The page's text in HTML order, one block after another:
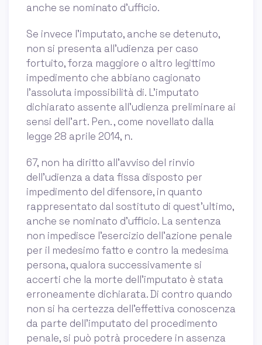
anche se nominato d’ufficio.
Se invece l'imputato, anche se detenuto,
non si presenta all'udienza per caso
fortuito, forza maggiore o altro legittimo
impedimento che abbiano cagionato
l'assoluta impossibilità di. L'imputato
dichiarato assente all'udienza preliminare ai
sensi dell'art. Pen. , come novellato dalla
legge 28 aprile 2014, n.
67, non ha diritto all'avviso del rinvio
dell'udienza a data fissa disposto per
impedimento del difensore, in quanto
rappresentato dal sostituto di quest'ultimo,
anche se nominato d'ufficio. La sentenza
non impedisce l’esercizio dell’azione penale
per il medesimo fatto e contro la medesima
persona, qualora successivamente si
accerti che la morte dell’imputato è stata
erroneamente dichiarata. Di contro quando
non si ha certezza dell’effettiva conoscenza
da parte dell’imputato del procedimento
penale, si può potrà procedere in assenza